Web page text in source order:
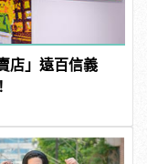
店」遠百信義